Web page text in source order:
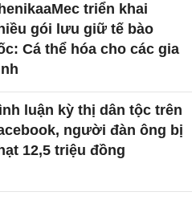
triển khai
gói lưu giữ tế bào
Cá thể hóa cho các gia
luận kỳ thị dân tộc trên
người đàn ông bị
12,5 triệu đồng